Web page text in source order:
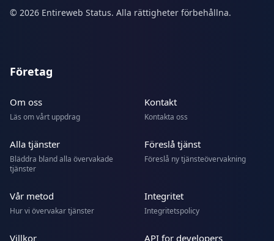
© 2026 Entireweb Status. Alla rättigheter förbehållna.
Företag
Om oss
Läs om vårt uppdrag
Kontakt
Kontakta oss
Alla tjänster
Bläddra bland alla övervakade
tjänster
Föreslå tjänst
Föreslå ny tjänsteövervakning
Vår metod
Hur vi övervakar tjänster
Integritet
Integritetspolicy
Villkor API for developers